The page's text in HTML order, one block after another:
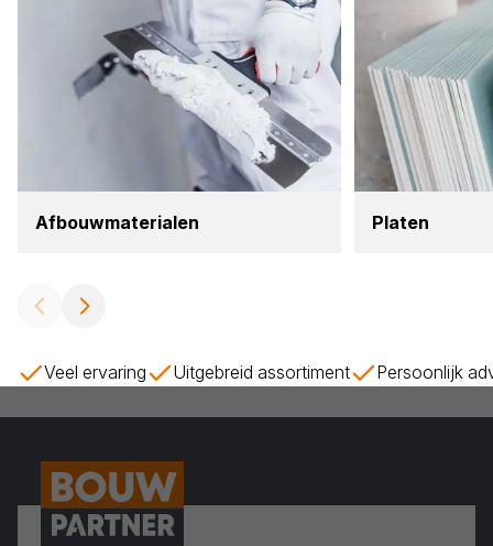
Afbouw­ma­te­ri­a­len Pla­ten
Veel ervaring Uitgebreid assortiment Persoonlijk